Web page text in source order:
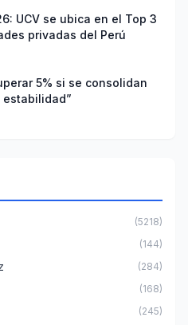
UCV se ubica en el Top 3
privadas del Perú
5% si se consolidan
estabilidad”
(5218)
(144)
(284)
(168)
(245)